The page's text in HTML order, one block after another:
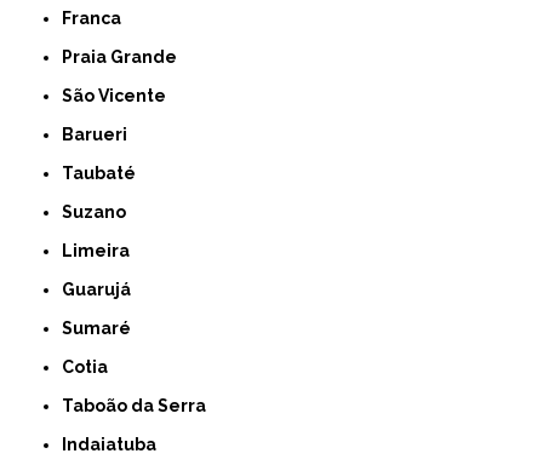
Franca
Praia Grande
São Vicente
Barueri
Taubaté
Suzano
Limeira
Guarujá
Sumaré
Cotia
Taboão da Serra
Indaiatuba